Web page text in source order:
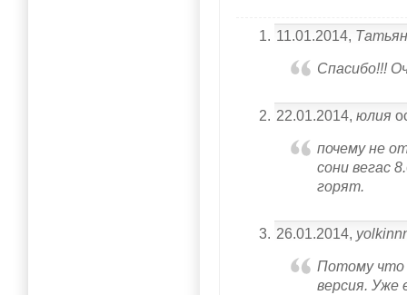
11.01.2014,
Спасибо!!!
22.01.2014,юлия
почему не
сони вегас
горят.
26.01.2014,
Потому что
версия. Уже